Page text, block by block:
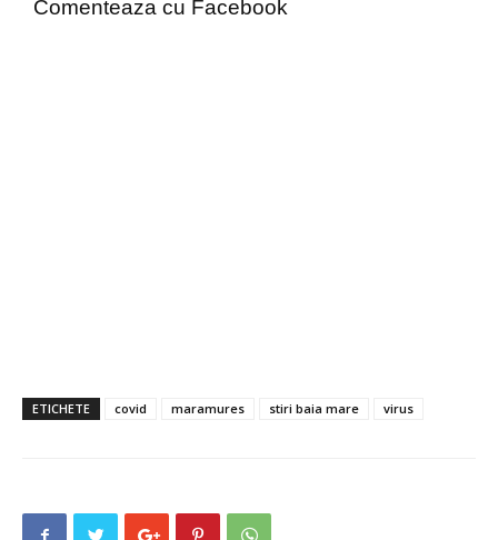
Comenteaza cu Facebook
ETICHETE covid maramures stiri baia mare virus